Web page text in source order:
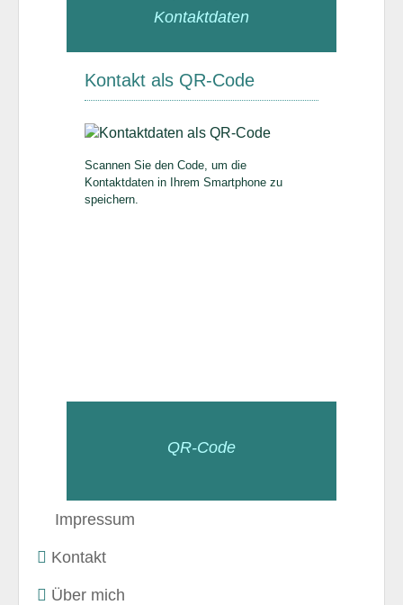
Kontaktdaten
Kontakt als QR-Code
Scannen Sie den Code, um die
Kontaktdaten in Ihrem Smartphone zu
speichern.
QR-Code
Impressum
Kontakt
Über mich